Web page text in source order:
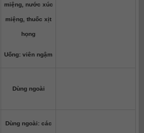
miệng, nước xúc
miệng, thuốc xịt
họng
Uống: viên ngậm
Dùng ngoài
Dùng ngoài: các